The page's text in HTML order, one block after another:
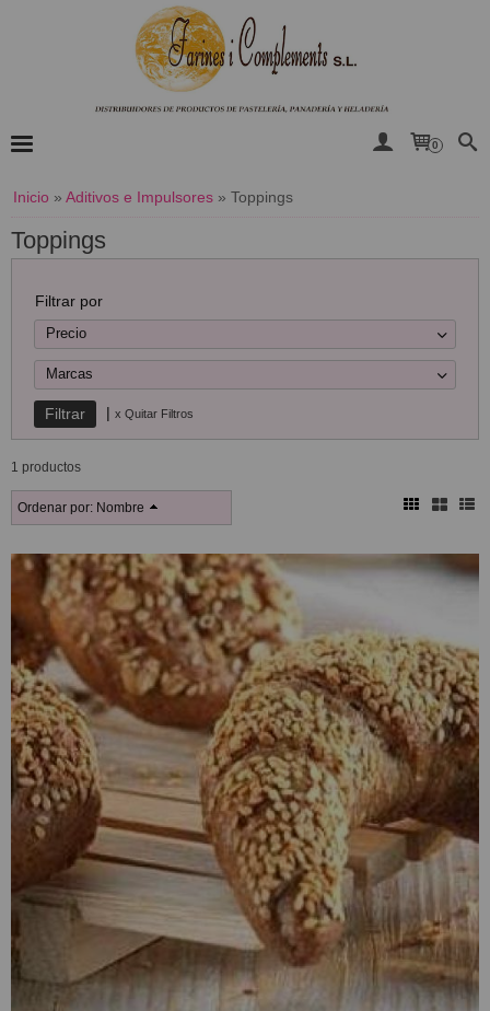
0
Inicio » Aditivos e Impulsores » Toppings
Toppings
Filtrar por
Precio
Marcas
| x Quitar Filtros
1 productos
Ordenar por: Nombre